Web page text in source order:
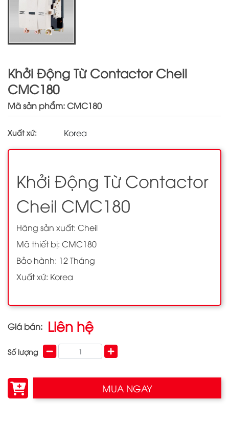
Khởi Động Từ Contactor Cheil
CMC180
Mã sản phẩm: CMC180
Xuất xứ: Korea
Khởi Động Từ Contactor
Cheil CMC180
Hãng sản xuất: Cheil
Mã thiết bị: CMC180
Bảo hành: 12 Tháng
Xuất xứ: Korea
Giá bán: Liên hệ
Số lượng
MUA NGAY